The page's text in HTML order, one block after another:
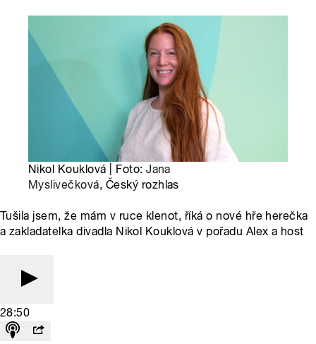
Nikol Kouklová | Foto:Jana
Myslivečková, Český rozhlas
Tušila jsem, že mám v ruce klenot, říká o nové hře herečka
a zakladatelka divadla Nikol Kouklová v pořadu Alex a host
28:50